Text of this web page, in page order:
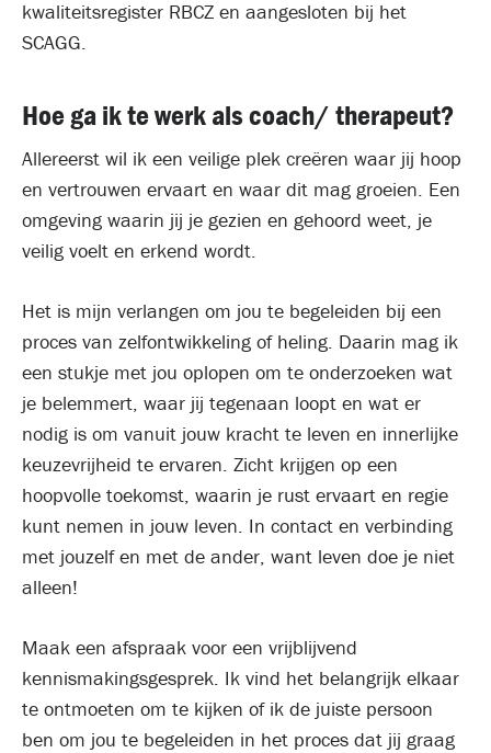
kwaliteitsregister RBCZ en aangesloten bij het
SCAGG.
Hoe ga ik te werk als coach/ therapeut?
Allereerst wil ik een veilige plek creëren waar jij hoop
en vertrouwen ervaart en waar dit mag groeien. Een
omgeving waarin jij je gezien en gehoord weet, je
veilig voelt en erkend wordt.
Het is mijn verlangen om jou te begeleiden bij een
proces van zelfontwikkeling of heling. Daarin mag ik
een stukje met jou oplopen om te onderzoeken wat
je belemmert, waar jij tegenaan loopt en wat er
nodig is om vanuit jouw kracht te leven en innerlijke
keuzevrijheid te ervaren. Zicht krijgen op een
hoopvolle toekomst, waarin je rust ervaart en regie
kunt nemen in jouw leven. In contact en verbinding
met jouzelf en met de ander, want leven doe je niet
alleen!
Maak een afspraak voor een vrijblijvend
kennismakingsgesprek. Ik vind het belangrijk elkaar
te ontmoeten om te kijken of ik de juiste persoon
ben om jou te begeleiden in het proces dat jij graag